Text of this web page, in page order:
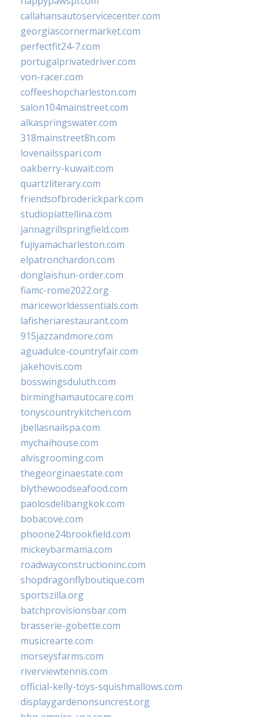
callahansautoservicecenter.com
georgiascornermarket.com
perfectfit24-7.com
portugalprivatedriver.com
von-racer.com
coffeeshopcharleston.com
salon104mainstreet.com
alkaspringswater.com
318mainstreet8h.com
lovenailsspari.com
oakberry-kuwait.com
quartzliterary.com
friendsofbroderickpark.com
studiopiattellina.com
jannagrillspringfield.com
fujiyamacharleston.com
elpatronchardon.com
donglaishun-order.com
fiamc-rome2022.org
mariceworldessentials.com
lafisheriarestaurant.com
915jazzandmore.com
aguadulce-countryfair.com
jakehovis.com
bosswingsduluth.com
birminghamautocare.com
tonyscountrykitchen.com
jbellasnailspa.com
mychaihouse.com
alvisgrooming.com
thegeorginaestate.com
blythewoodseafood.com
paolosdelibangkok.com
bobacove.com
phoone24brookfield.com
mickeybarmama.com
roadwayconstructioninc.com
shopdragonflyboutique.com
sportszilla.org
batchprovisionsbar.com
brasserie-gobette.com
musicrearte.com
morseysfarms.com
riverviewtennis.com
official-kelly-toys-squishmallows.com
displaygardenonsuncrest.org